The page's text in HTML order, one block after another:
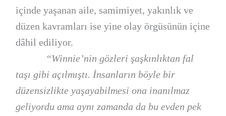
içinde yaşanan aile, samimiyet, yakınlık ve
düzen kavramları ise yine olay örgüsünün içine
dâhil ediliyor.
“Winnie’nin gözleri şaşkınlıktan fal
taşı gibi açılmıştı. İnsanların böyle bir
düzensizlikte yaşayabilmesi ona inanılmaz
geliyordu ama aynı zamanda da bu evden pek